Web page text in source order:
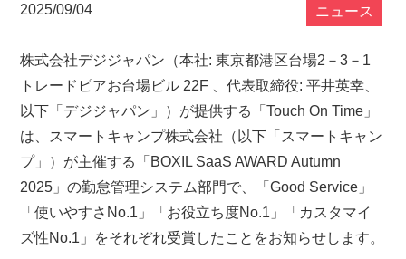
2025/09/04 ニュース
株式会社デジジャパン（本社: 東京都港区台場2－3－1
トレードピアお台場ビル 22F 、代表取締役: 平井英幸、
以下「デジジャパン」）が提供する「Touch On Time」
は、スマートキャンプ株式会社（以下「スマートキャン
プ」）が主催する「BOXIL SaaS AWARD Autumn
2025」の勤怠管理システム部門で、「Good Service」
「使いやすさNo.1」「お役立ち度No.1」「カスタマイ
ズ性No.1」をそれぞれ受賞したことをお知らせします。